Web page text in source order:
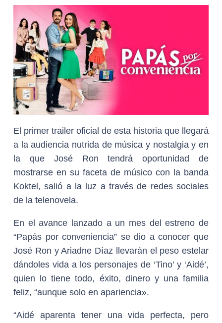
El primer trailer oficial de esta historia que llegará
a la audiencia nutrida de música y nostalgia y en
la que José Ron tendrá oportunidad de
mostrarse en su faceta de músico con la banda
Koktel, salió a la luz a través de redes sociales
de la telenovela.
En el avance lanzado a un mes del estreno de
“Papás por conveniencia” se dio a conocer que
José Ron y Ariadne Díaz llevarán el peso estelar
dándoles vida a los personajes de ‘Tino’ y ‘Aidé’,
quien lo tiene todo, éxito, dinero y una familia
feliz, “aunque solo en apariencia».
“Aidé aparenta tener una vida perfecta, pero